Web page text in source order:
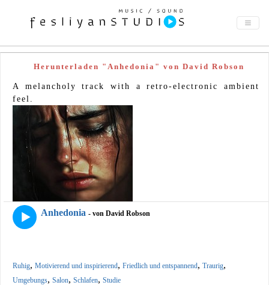
Herunterladen "Anhedonia" von David Robson
A melancholy track with a retro-electronic ambient
feel.
Anhedonia - von David Robson
Ruhig, Motivierend und inspirierend, Friedlich und entspannend, Traurig,
Umgebungs, Salon, Schlafen, Studie